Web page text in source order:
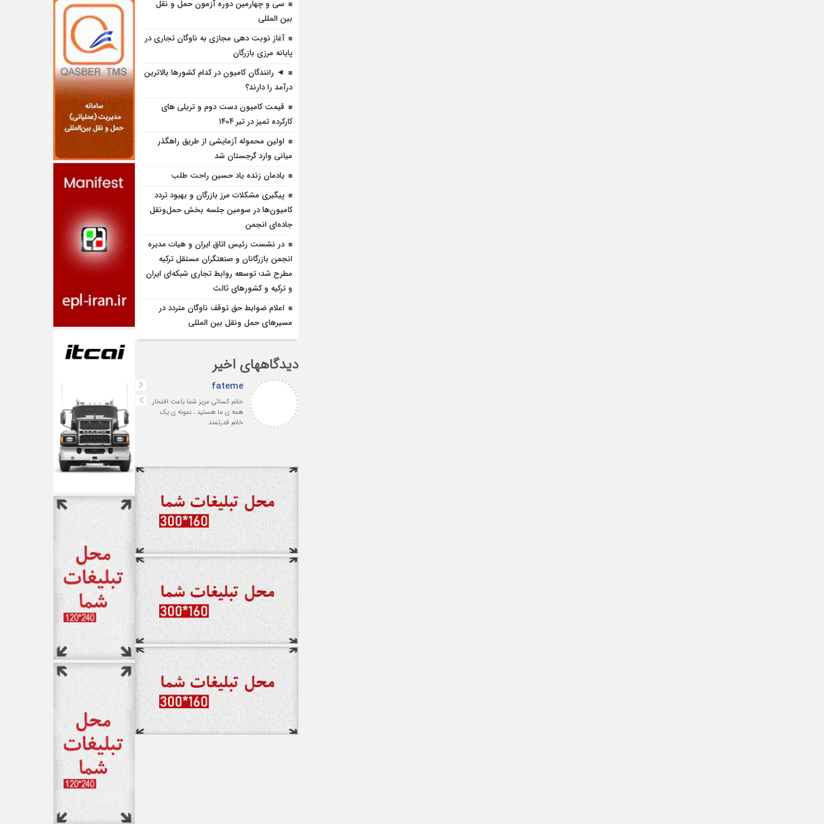
سی و چهارمین دوره آزمون حمل و نقل
بین المللی
آغاز نوبت دهی مجازی به ناوگان تجاری در
پایانه مرزی بازرگان
◄ رانندگان کامیون در کدام کشورها بالاترین
درآمد را دارند؟
قیمت کامیون دست دوم و تریلی‌ های
کارکرده تمیز در تیر ۱۴۰۴
اولین محموله آزمایشی از طریق راهگذر
میانی وارد گرجستان شد
یادمان زنده یاد حسین راحت طلب
پیگیری مشکلات مرز بازرگان و بهبود تردد
کامیون‌ها در سومین جلسه بخش حمل‌ونقل
جاده‌ای انجمن
در نشست رئیس اتاق ایران و هیات مدیره
انجمن بازرگانان و صنعتگران مستقل ترکیه
مطرح شد؛ توسعه روابط تجاری شبکه‌ای ایران
و ترکیه و کشورهای ثالث
اعلام ضوابط حق توقف ناوگان متردد در
مسيرهاى حمل ونقل بين المللى
دیدگاههای اخیر
با سپاس فراوان از جناب آقای
سمساری‌لر پیشکسوت
رئیس اسبق انجمن صنفی
شرکت‌های حمل‌ونقل
ایران
fateme
خانم کسائی عزیز شما باعث افتخار
همه ی ما هستید ، نمونه ی یک
خانم قدرتمند